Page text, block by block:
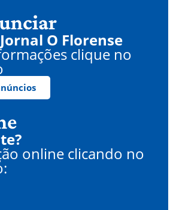
O Florense
clique no
online clicando no